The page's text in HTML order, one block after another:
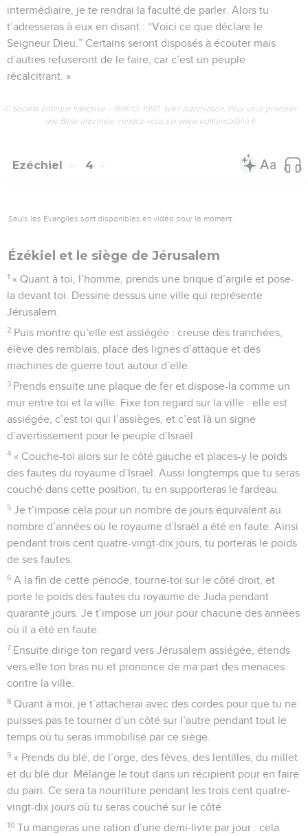
intermédiaire, je te rendrai la faculté de parler. Alors tu
t’adresseras à eux en disant : “Voici ce que déclare le
Seigneur Dieu.” Certains seront disposés à écouter mais
d’autres refuseront de le faire, car c’est un peuple
récalcitrant. »
© Société biblique française – Bibli’O, 1997, avec autorisation. Pour vous procurer
une Bible imprimée, rendez-vous sur www.editionsbiblio.fr
Ezéchiel 4
Seuls les Évangiles sont disponibles en vidéo pour le moment.
Ézékiel et le siège de Jérusalem
1 « Quant à toi, l’homme, prends une brique d’argile et pose-
la devant toi. Dessine dessus une ville qui représente
Jérusalem.
2 Puis montre qu’elle est assiégée : creuse des tranchées,
élève des remblais, place des lignes d’attaque et des
machines de guerre tout autour d’elle.
3 Prends ensuite une plaque de fer et dispose-la comme un
mur entre toi et la ville. Fixe ton regard sur la ville : elle est
assiégée, c’est toi qui l’assièges, et c’est là un signe
d’avertissement pour le peuple d’Israël.
4 « Couche-toi alors sur le côté gauche et places-y le poids
des fautes du royaume d’Israël. Aussi longtemps que tu seras
couché dans cette position, tu en supporteras le fardeau.
5 Je t’impose cela pour un nombre de jours équivalent au
nombre d’années où le royaume d’Israël a été en faute. Ainsi
pendant trois cent quatre-vingt-dix jours, tu porteras le poids
de ses fautes.
6 A la fin de cette période, tourne-toi sur le côté droit, et
porte le poids des fautes du royaume de Juda pendant
quarante jours. Je t’impose un jour pour chacune des années
où il a été en faute.
7 Ensuite dirige ton regard vers Jérusalem assiégée, étends
vers elle ton bras nu et prononce de ma part des menaces
contre la ville.
8 Quant à moi, je t’attacherai avec des cordes pour que tu ne
puisses pas te tourner d’un côté sur l’autre pendant tout le
temps où tu seras immobilisé par ce siège.
9 « Prends du blé, de l’orge, des fèves, des lentilles, du millet
et du blé dur. Mélange le tout dans un récipient pour en faire
du pain. Ce sera ta nourriture pendant les trois cent quatre-
vingt-dix jours où tu seras couché sur le côté.
10 Tu mangeras une ration d’une demi-livre par jour : cela